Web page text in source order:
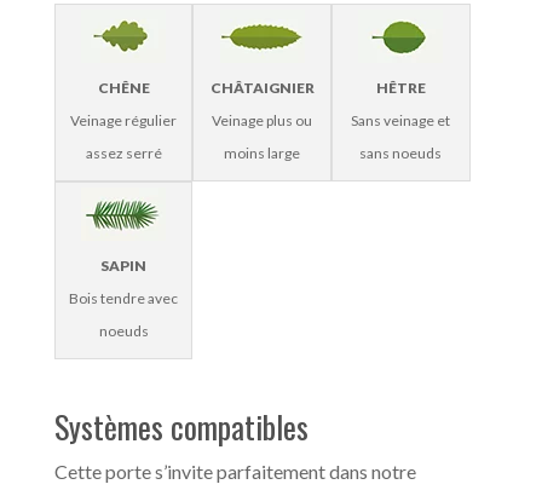
CHÊNE
Veinage régulier
assez serré
CHÂTAIGNIER
Veinage plus ou
moins large
HÊTRE
Sans veinage et
sans noeuds
SAPIN
Bois tendre avec
noeuds
Systèmes compatibles
Cette porte s’invite parfaitement dans notre